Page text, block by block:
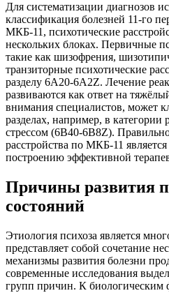
Для систематизации диагнозов
классификация болезней 11-го
МКБ-11, психотические
нескольких блоках. Первичные
такие как шизофрения,
транзиторные психотические
разделу 6A20-6A2Z. Лечение
развиваются как ответ на
внимания специалистов, может
разделах, например, в категории
стрессом (6B40-6B8Z).
расстройства по МКБ-11
построению эффективной
Причины развития
состояний
Этиология психоза является
представляет собой сочетание
механизмы развития болезни
современные исследования
групп причин. К биологическим